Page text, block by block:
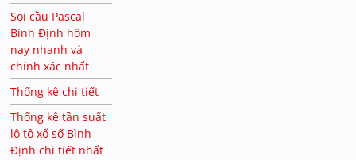
Soi cầu Pascal
Bình Định hôm
nay nhanh và
chính xác nhất
Thống kê chi tiết
Thống kê tần suất
lô tô xổ số Bình
Định chi tiết nhất